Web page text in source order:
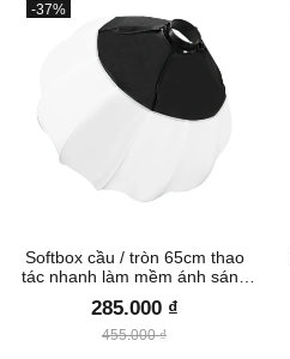
-37%
Softbox cầu / tròn 65cm thao
tác nhanh làm mềm ánh sáng
đèn Flash/Led Studio chuyên
nghiệp (Nhựa)
285.000 ₫
455.000 ₫